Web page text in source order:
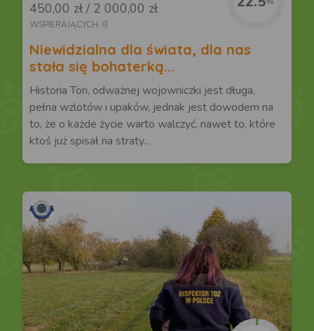
450,00 zł / 2 000,00 zł
WSPIERAJĄCYCH: 8
Niewidzialna dla świata, dla nas
stała się bohaterką...
Historia Tori, odważnej wojowniczki jest długa,
pełna wzlotów i upaków, jednak jest dowodem na
to, że o każde życie warto walczyć, nawet to, które
ktoś już spisał na straty...